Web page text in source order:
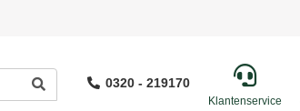
0320 - 219170
Klantenservice